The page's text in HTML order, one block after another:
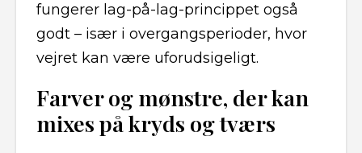
fungerer lag-på-lag-princippet også
godt – især i overgangsperioder, hvor
vejret kan være uforudsigeligt.
Farver og mønstre, der kan
mixes på kryds og tværs